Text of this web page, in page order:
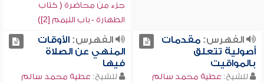
جزء من محاضرة ( كتاب
الطهارة - باب التيمم [2])
الفهرس:مقدمات
أصولية تتعلق
بالمواقيت
للشيخ: عطية محمد سالم
الفهرس:الأوقات
المنهي عن الصلاة
فيها
للشيخ: عطية محمد سالم